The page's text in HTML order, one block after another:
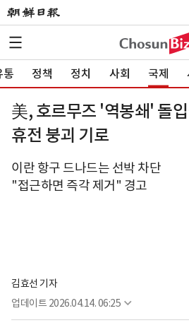
통 정책 정치 사회 국제
美, 호르무즈 '역봉쇄' 돌
휴전 붕괴 기로
이란 항구 드나드는 선박 차단
"접근하면 즉각 제거" 경고
김효선 기자
업데이트 2026.04.14. 06:25